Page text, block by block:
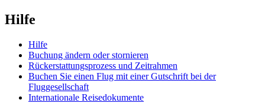
Hilfe
Hilfe
Buchung ändern oder stornieren
Rückerstattungsprozess und Zeitrahmen
Buchen Sie einen Flug mit einer Gutschrift bei der
Fluggesellschaft
Internationale Reisedokumente